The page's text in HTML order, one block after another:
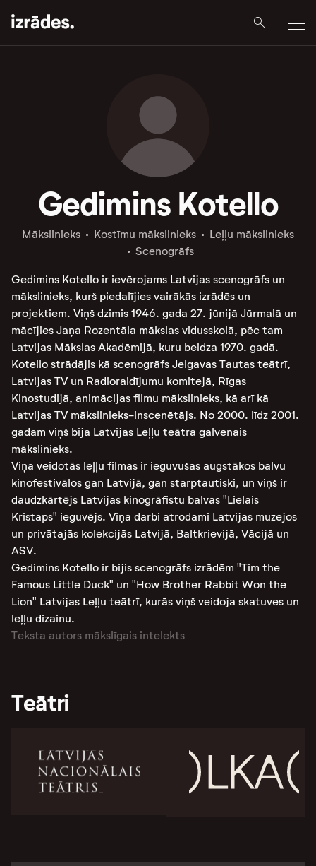
Gedimins Kotello
Mākslinieks Kostīmu mākslinieks
Leļļu mākslinieks
Scenogrāfs
Gedimins Kotello ir ievērojams Latvijas scenogrāfs un
mākslinieks, kurš piedalījies vairākās izrādēs un
projektiem. Viņš dzimis 1946. gada 27. jūnijā Jūrmalā un
mācījies Jaņa Rozentāla mākslas vidusskolā, pēc tam
Latvijas Mākslas Akadēmijā, kuru beidza 1970. gadā.
Kotello strādājis kā scenogrāfs Jelgavas Tautas teātrī,
Latvijas TV un Radioraidījumu komitejā, Rīgas
Kinostudijā, animācijas filmu mākslinieks, kā arī kā
Latvijas TV mākslinieks-inscenētājs. No 2000. līdz 2001.
gadam viņš bija Latvijas Leļļu teātra galvenais
mākslinieks.
Viņa veidotās leļļu filmas ir ieguvušas augstākos balvu
kinofestivālos gan Latvijā, gan starptautiski, un viņš ir
daudzkārtējs Latvijas kinogrāfistu balvas "Lielais
Kristaps" ieguvējs. Viņa darbi atrodami Latvijas muzejos
un privātajās kolekcijās Latvijā, Baltkrievijā, Vācijā un
ASV​​.
Gedimins Kotello ir bijis scenogrāfs izrādēm "Tim the
Famous Little Duck" un "How Brother Rabbit Won the
Lion" Latvijas Leļļu teātrī, kurās viņš veidoja skatuves un
leļļu dizainu​​​​.
Teksta autors mākslīgais intelekts
Teātri